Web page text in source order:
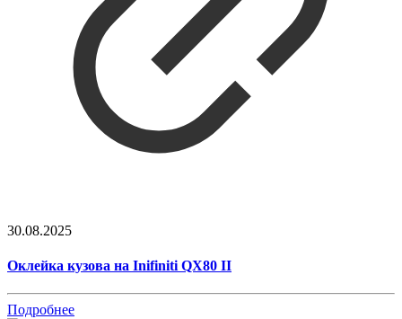
30.08.2025
Оклейка кузова на Inifiniti QX80 II
Подробнее